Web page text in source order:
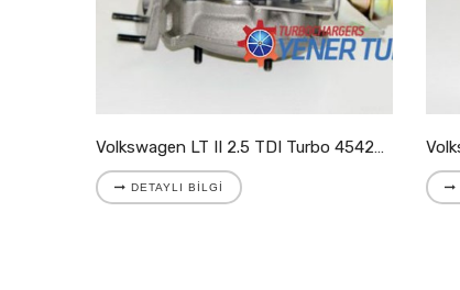
Volkswagen LT II 2.5 TDI Turbo 454205-9007S
DETAYLI BILGI